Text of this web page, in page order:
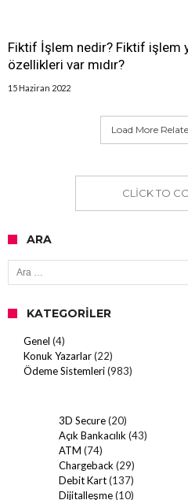
Fiktif İşlem nedir? Fiktif işlem
özellikleri var mıdır?
15 Haziran 2022
Load More
CLICK TO
ARA
Arama:
KATEGORILER
Genel (4)
Konuk Yazarlar(22)
Ödeme Sistemleri(983)
3D Secure(20)
Açık Bankacılık (43)
ATM (74)
Chargeback (29)
Debit Kart(137)
Dijitalleşme(10)